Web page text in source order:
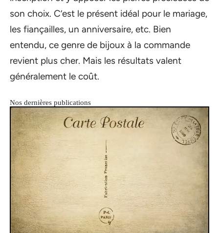
son choix. C’est le présent idéal pour le mariage,
les fiançailles, un anniversaire, etc. Bien
entendu, ce genre de bijoux à la commande
revient plus cher. Mais les résultats valent
généralement le coût.
Nos dernières publications